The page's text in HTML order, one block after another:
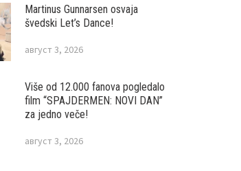
Martinus Gunnarsen osvaja
švedski Let’s Dance!
август 3, 2026
Više od 12.000 fanova pogledalo
film “SPAJDERMEN: NOVI DAN”
za jedno veče!
август 3, 2026